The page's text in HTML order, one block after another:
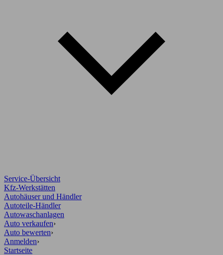
Service-Übersicht
Kfz-Werkstätten
Autohäuser und Händler
Autoteile-Händler
Autowaschanlagen
Auto verkaufen›
Auto bewerten›
Anmelden›
Startseite